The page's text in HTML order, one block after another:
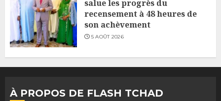
salue les progrès du
recensement à 48 heures de
son achèvement
5 AOÛT 2026
À PROPOS DE FLASH TCHAD